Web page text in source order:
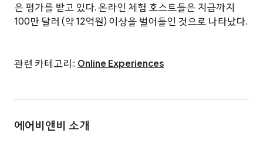
은 평가를 받고 있다. 온라인 체험 호스트들은 지금까지
100만 달러 (약 12억원) 이상을 벌어들인 것으로 나타났다.
관련 카테고리:: Online Experiences
에어비앤비 소개